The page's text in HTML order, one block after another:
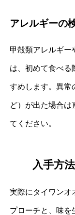
アレルギーの
甲殻類アレルギー
は、初めて食べる
すめします。異常
ど）が出た場合は
てください。
入手方
実際にタイワンオ
プローチと、味を